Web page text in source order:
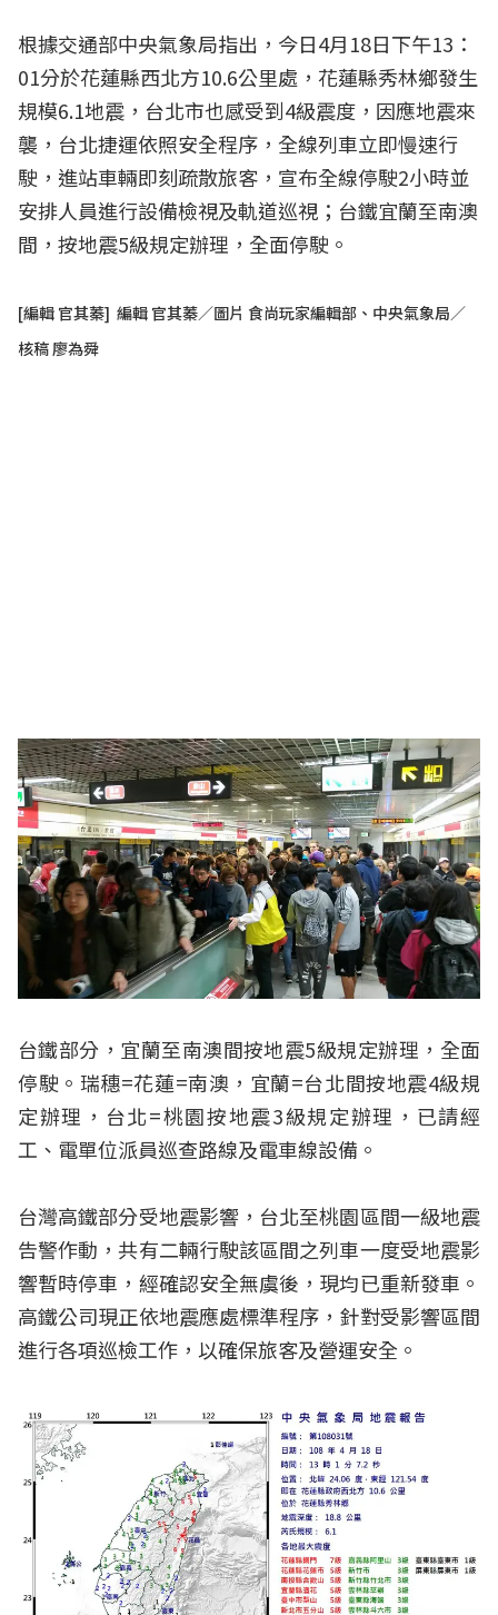
根據交通部中央氣象局指出，今日4月18日下午13：
01分於花蓮縣西北方10.6公里處，花蓮縣秀林鄉發生
規模6.1地震，台北市也感受到4級震度，因應地震來
襲，台北捷運依照安全程序，全線列車立即慢速行
駛，進站車輛即刻疏散旅客，宣布全線停駛2小時並
安排人員進行設備檢視及軌道巡視；台鐵宜蘭至南澳
間，按地震5級規定辦理，全面停駛。
[編輯 官其蓁] 編輯 官其蓁／圖片 食尚玩家編輯部、中央氣象局／
核稿 廖為舜
台鐵部分，宜蘭至南澳間按地震5級規定辦理，全面
停駛。瑞穗=花蓮=南澳，宜蘭=台北間按地震4級規
定辦理，台北=桃園按地震3級規定辦理，已請經
工、電單位派員巡查路線及電車線設備。
台灣高鐵部分受地震影響，台北至桃園區間一級地震
告警作動，共有二輛行駛該區間之列車一度受地震影
響暫時停車，經確認安全無虞後，現均已重新發車。
高鐵公司現正依地震應處標準程序，針對受影響區間
進行各項巡檢工作，以確保旅客及營運安全。